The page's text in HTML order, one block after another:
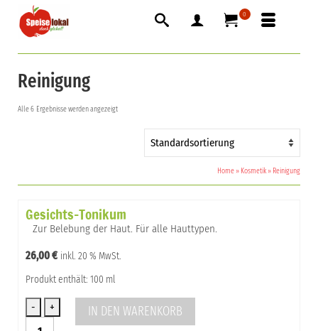
0
Reinigung
Alle 6 Ergebnisse werden angezeigt
Home » Kosmetik » Reinigung
Gesichts-Tonikum
Zur Belebung der Haut. Für alle Hauttypen.
26,00€ inkl. 20 % MwSt.
Produkt enthält: 100 ml
IN DEN WARENKORB